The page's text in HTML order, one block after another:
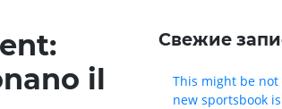
il
Свежие
This might be
new sportsbook